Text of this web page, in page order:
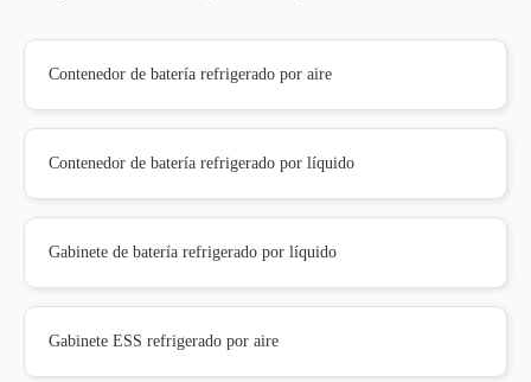
Contenedor de batería refrigerado por aire
Contenedor de batería refrigerado por líquido
Gabinete de batería refrigerado por líquido
Gabinete ESS refrigerado por aire